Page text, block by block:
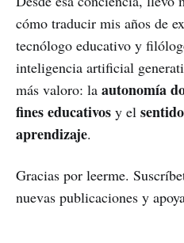
cómo traducir mis años de
tecnólogo educativo y
inteligencia artificial
más valoro: la autonomía
fines educativos y el
aprendizaje.
Gracias por leerme.
nuevas publicaciones y